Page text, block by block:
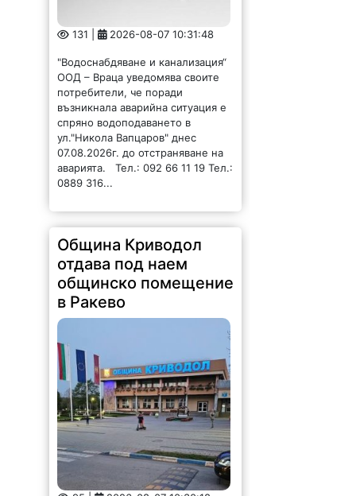
131 | 2026-08-07 10:31:48
"Водоснабдяване и канализация“
ООД – Враца уведомява своите
потребители, че поради
възникнала аварийна ситуация е
спряно водоподаването в
ул."Никола Вапцаров" днес
07.08.2026г. до отстраняване на
аварията. Тел.: 092 66 11 19 Тел.:
0889 316...
Община Криводол
отдава под наем
общинско помещение
в Ракево